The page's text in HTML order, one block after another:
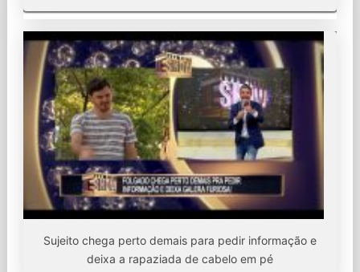
Sujeito chega perto demais para pedir informação e
deixa a rapaziada de cabelo em pé